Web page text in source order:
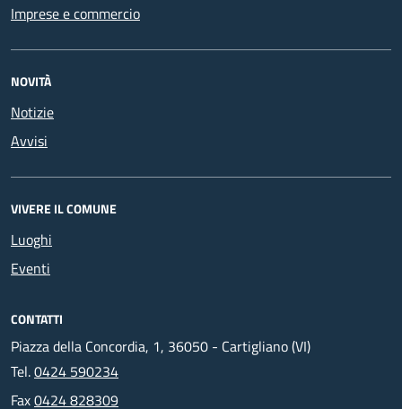
Imprese e commercio
NOVITÀ
Notizie
Avvisi
VIVERE IL COMUNE
Luoghi
Eventi
CONTATTI
Piazza della Concordia, 1, 36050 - Cartigliano (VI)
Tel.0424 590234
Fax0424 828309